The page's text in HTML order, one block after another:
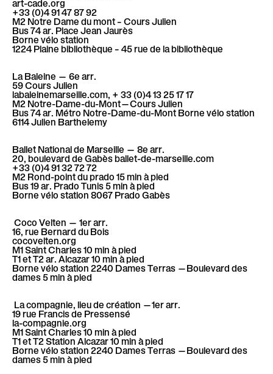
g
e
m
e
n
t
a
r
g
e
m
e
n
t
art-cade.org
+33 (0)4 91 47 87 92
M2 Notre Dame du mont – Cours Julien
Bus 74 ar. Place Jean Jaurès
Borne vélo station
1224 Plaine bibliothèque – 45 rue de la bibliothèque
La Baleine — 6e arr.
59 Cours Julien
labaleinemarseille.com, + 33 (0)4 13 25 17 17
M2 Notre-Dame-du-Mont—Cours Julien
Bus 74 ar. Métro Notre-Dame-du-Mont Borne vélo station
6114 Julien Barthelemy
Ballet National de Marseille — 8e arr.
20, boulevard de Gabès ballet-de-marseille.com
+33 (0)4 91 32 72 72
M2 Rond-point du prado 15 min à pied
Bus 19 ar. Prado Tunis 5 min à pied
Borne vélo station 8067 Prado Gabès
Coco Velten — 1er arr.
16, rue Bernard du Bois
cocovelten.org
M1 Saint Charles 10 min à pied
T1 et T2 ar. Alcazar 10 min à pied
Borne vélo station 2240 Dames Terras —Boulevard des
dames 5 min à pied
La compagnie, lieu de création —1er arr.
19 rue Francis de Pressensé
la-compagnie.org
M1 Saint Charles 10 min à pied
T1 et T2 Station Alcazar 10 min à pied
Borne vélo station 2240 Dames Terras —Boulevard des
dames 5 min à pied